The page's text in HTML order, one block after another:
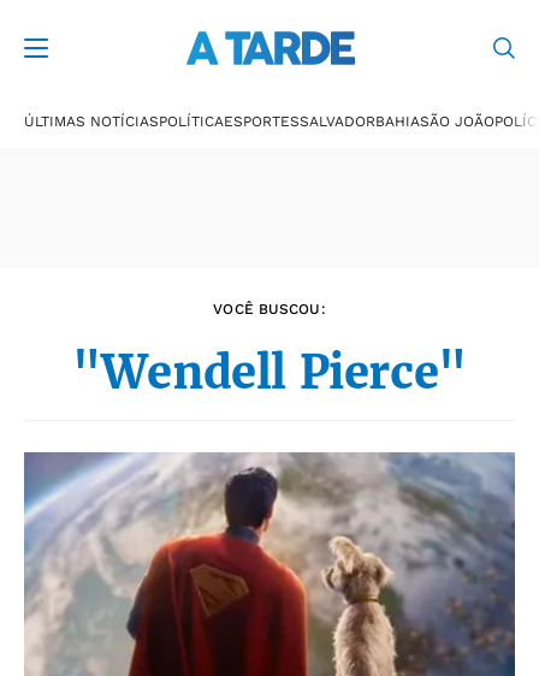
ÚLTIMAS NOTÍCIASPOLÍTICAESPORTESSALVADORBAHIASÃO JOÃO
VOCÊ BUSCOU:
"Wendell Pierce"